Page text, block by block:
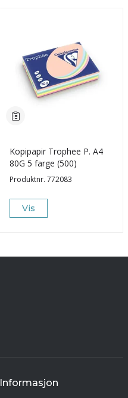
Kopipapir Trophee P. A4
80G 5 farge (500)
Produktnr. 772083
Vis
Informasjon